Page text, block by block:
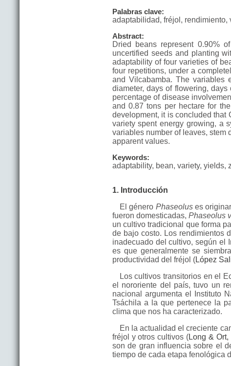
Palabras clave:
adaptabilidad, fréjol, rendimiento,
Abstract:
Dried beans represent 0.90%
uncertified seeds and planting
adaptability of four varieties of
four repetitions, under a
and Vilcabamba. The variables
diameter, days of flowering,
percentage of disease
and 0.87 tons per hectare for
development, it is concluded that
variety spent energy growing, a
variables number of leaves, stem
apparent values.
Keywords:
adaptability, bean, variety, yields,
1. Introducción
El género Phaseoluses
fueron domesticadas,Phaseolus
un cultivo tradicional que forma
de bajo costo. Los rendimientos
inadecuado del cultivo, según el
es que generalmente se
productividad del fréjol (López
Los cultivos transitorios en el
el nororiente del país, tuvo un
nacional argumenta el Instituto
Tsáchila a la que pertenece la
clima que nos ha caracterizado.
En la actualidad el creciente
fréjol y otros cultivos (Long & Ort,
son de gran influencia sobre el
tiempo de cada etapa fenológica